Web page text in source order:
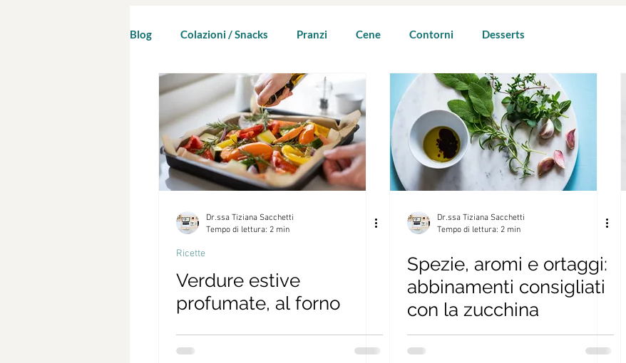
Blog Colazioni / Snacks Pranzi Cene Contorni Desserts
Smoothies e bevande Fatto in casa Pane / Pizza / Pasta Salse da condimento
Si può congelare Ricette primavera-estate Ricette autunno-inverno Primi piatti
Ricette di bellezza Lifestyle
Calendari della stagionalità Guide all'acquisto dei cibi
Dr.ssa Tiziana Sacchetti
Tempo di lettura: 2 min
Ricette
Verdure estive
profumate, al forno
Dr.ssa Tiziana Sacchetti
Tempo di lettura: 2 min
Spezie, aromi e ortaggi:
abbinamenti consigliati
con la zucchina